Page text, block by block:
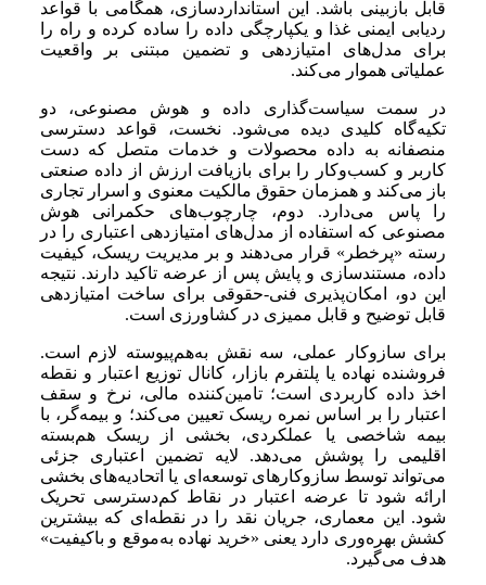
قابل بازبینی باشد. این استاندارد‌سازی، همگامی با قواعد
ردیابی ایمنی غذا و یکپارچگی داده را ساده کرده و راه را
برای مدل‌های امتیازدهی و تضمین مبتنی بر واقعیت
عملیاتی هموار می‌کند.
در سمت سیاست‌گذاری داده و هوش مصنوعی، دو
تکیه‌گاه کلیدی دیده می‌شود. نخست، قواعد دسترسی
منصفانه به داده محصولات و خدمات متصل که دست
کاربر و کسب‌وکار را برای بازیافت ارزش از داده صنعتی
باز می‌کند و همزمان حقوق مالکیت معنوی و اسرار تجاری
را پاس می‌دارد. دوم، چارچوب‌های حکمرانی هوش
مصنوعی که استفاده از مدل‌های امتیازدهی اعتباری را در
رسته «پرخطر» قرار می‌دهند و بر مدیریت ریسک، کیفیت
داده، مستندسازی و پایش پس از عرضه تاکید دارند. نتیجه
این دو، امکان‌پذیری فنی-حقوقی برای ساخت امتیازدهی
قابل توضیح و قابل ممیزی در کشاورزی است.
برای سازوکار عملی، سه نقش به‌هم‌پیوسته لازم است.
فروشنده نهاده یا پلتفرم بازار، کانال توزیع اعتبار و نقطه
اخذ داده کاربردی است؛ تامین‌کننده مالی، نرخ و سقف
اعتبار را بر اساس نمره ریسک تعیین می‌کند؛ و بیمه‌گر، با
بیمه شاخصی یا عملکردی، بخشی از ریسک هم‌بسته
اقلیمی را پوشش می‌دهد. لایه تضمین اعتباری جزئی
می‌تواند توسط سازوکارهای توسعه‌ای یا اتحادیه‌های بخشی
ارائه شود تا عرضه اعتبار در نقاط کم‌دسترسی تحریک
شود. این معماری، جریان نقد را در نقطه‌ای که بیشترین
کشش بهره‌وری دارد یعنی «خرید نهاده به‌موقع و باکیفیت»
هدف می‌گیرد.